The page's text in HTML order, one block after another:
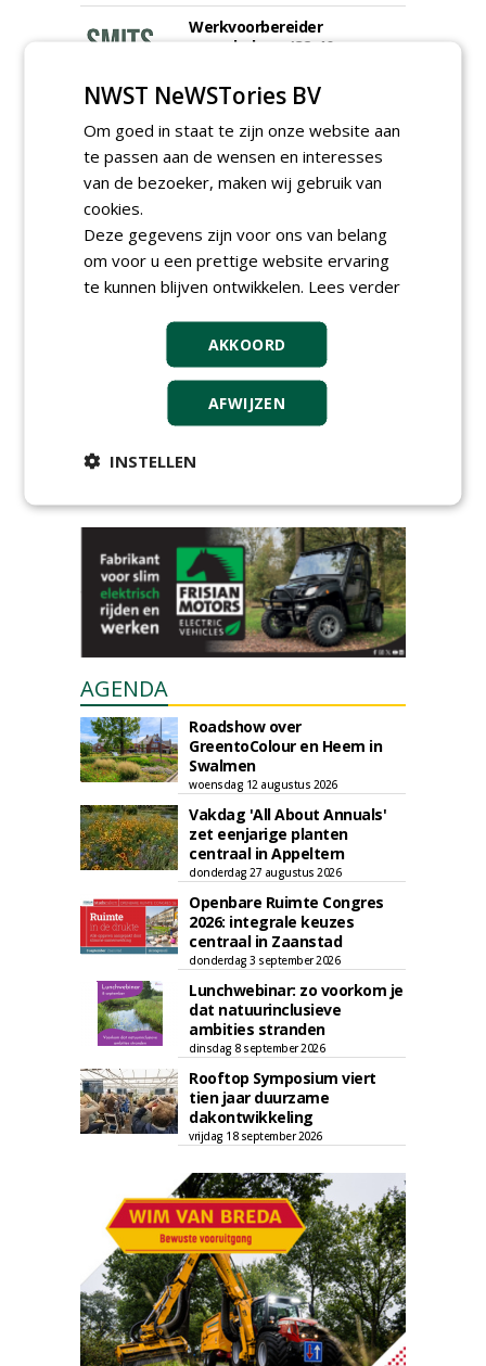
Werkvoorbereider
groenbeheer (32-40 uur per
24-06-2026, Zutphen en op project locatie
(32-40 uur) bij SmitsRinsma
24-06-2026, Zutphen
meer Groene Banen
GREEN OUTLET
plaatsen via zijn eigen account.
AGENDA
Roadshow over
GreentoColour en Heem in
Swalmen
woensdag 12 augustus 2026
Vakdag 'All About Annuals'
zet eenjarige planten
centraal in Appeltern
donderdag 27 augustus 2026
Openbare Ruimte Congres
2026: integrale keuzes
centraal in Zaanstad
donderdag 3 september 2026
Lunchwebinar: zo voorkom je
dat natuurinclusieve
ambities stranden
dinsdag 8 september 2026
Rooftop Symposium viert
tien jaar duurzame
dakontwikkeling
vrijdag 18 september 2026
NWST NeWSTories BV
Om goed in staat te zijn onze website aan
te passen aan de wensen en interesses
van de bezoeker, maken wij gebruik van
cookies.
Deze gegevens zijn voor ons van belang
om voor u een prettige website ervaring
te kunnen blijven ontwikkelen. Lees verder
AKKOORD
AFWIJZEN
INSTELLEN